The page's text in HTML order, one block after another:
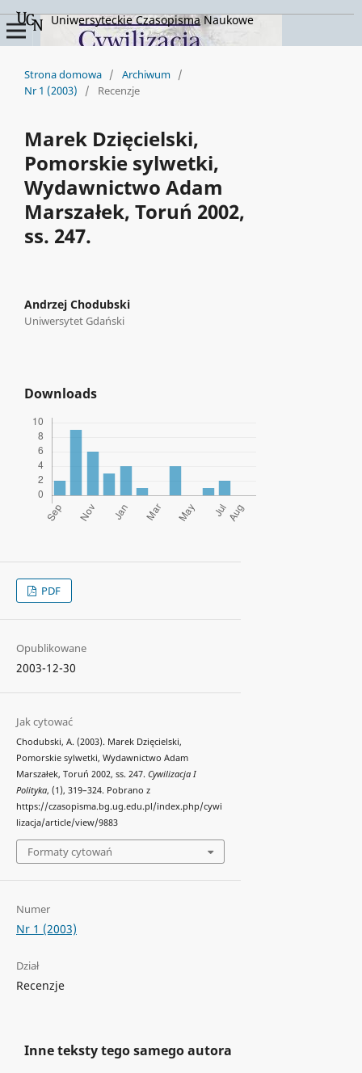
Uniwersyteckie Czasopisma Naukowe
Strona domowa / Archiwum /
Nr 1 (2003)
/ Recenzje
Marek Dzięcielski,
Pomorskie sylwetki,
Wydawnictwo Adam
Marszałek, Toruń 2002,
ss. 247.
Andrzej Chodubski
Uniwersytet Gdański
Downloads
PDF
Opublikowane
2003-12-30
Jak cytować
Chodubski, A. (2003). Marek Dzięcielski,
Pomorskie sylwetki, Wydawnictwo Adam
Marszałek, Toruń 2002, ss. 247. Cywilizacja I
Polityka, (1), 319–324. Pobrano z
https://czasopisma.bg.ug.edu.pl/index.php/cywi
lizacja/article/view/9883
Formaty cytowań
Numer
Nr 1 (2003)
Dział
Recenzje
Inne teksty tego samego autora